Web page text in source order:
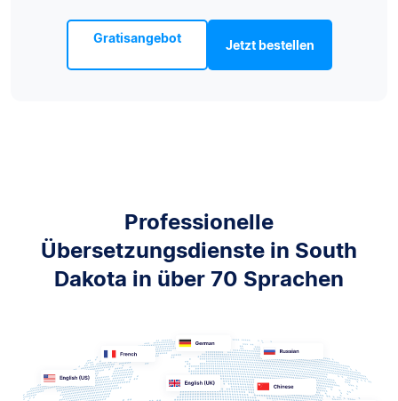
Gratisangebot Jetzt bestellen
Professionelle
Übersetzungsdienste in South
Dakota in über 70 Sprachen